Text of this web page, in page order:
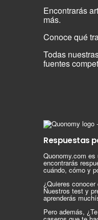
Encontrarás
más.
Conoce qué
Todas
fuentes
Respuestas
Quonomy.com
encontrarás
cuándo, cómo y
¿Quieres
Nuestros test y
aprenderás
Pero además,